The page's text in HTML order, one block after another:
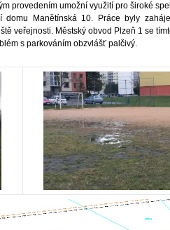
provedením umožní využití pro široké
domu Manětínská 10. Práce byly
veřejnosti. Městský obvod Plzeň 1 se
s parkováním obzvlášť palčivý.